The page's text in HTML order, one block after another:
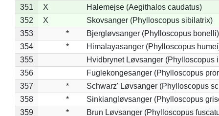
351
X
Halemejse (Aegithalos caudatus)
352
X
Skovsanger (Phylloscopus sibilatrix)
353
*
Bjergløvsanger (Phylloscopus bonelli)
354
*
Himalayasanger (Phylloscopus
355
Hvidbrynet Løvsanger (Phylloscopus
356
Fuglekongesanger (Phylloscopus
357
*
Schwarz' Løvsanger (Phylloscopus
358
*
Sinkiangløvsanger (Phylloscopus
359
* Brun Løvsanger (Phylloscopus